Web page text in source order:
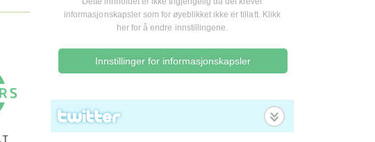
informasjonskapsler som for øyeblikket ikke er tillatt. Klikk
her for å endre innstillingene.
Innstillinger for informasjonskapsler